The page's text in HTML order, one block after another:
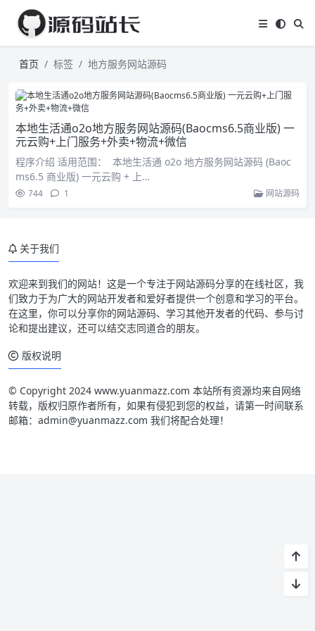
首页 标签 地方服务网站源码
本地生活通o2o地方服务网站源码(Baocms6.5商业版) 一
元云购+上门服务+外卖+物流+微信
程序介绍 适用范围： 本地生活通 o2o 地方服务网站源码 (Baoc
ms6.5 商业版) 一元云购 + 上…
744 1 网站源码
关于我们
欢迎来到我们的网站！这是一个专注于网站源码分享的在线社区，我
们致力于为广大的网站开发者和爱好者提供一个创意和学习的平台。
在这里，你可以分享你的网站源码、学习其他开发者的代码、参与讨
论和提出建议，还可以结交志同道合的朋友。
版权说明
© Copyright 2024 www.yuanmazz.com 本站所有资源均来自网络
转载，版权归原作者所有，如果有侵犯到您的权益，请第一时间联系
邮箱：admin@yuanmazz.com 我们将配合处理！